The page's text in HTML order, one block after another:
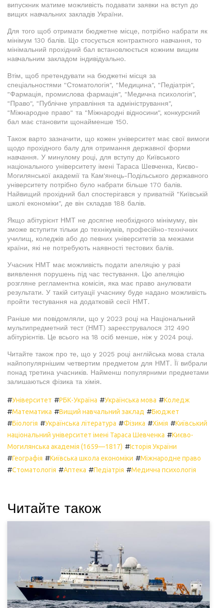
випускник матиме можливість подавати заявки на вступ до
вищих навчальних закладів України.
Для того щоб отримати бюджетне місце, потрібно набрати як
мінімум 130 балів. Що стосується контрактного навчання, то
мінімальний прохідний бал встановлюється кожним вищим
навчальним закладом індивідуально.
Втім, щоб претендувати на бюджетні місця за
спеціальностями "Стоматологія", "Медицина", "Педіатрія",
"Фармація, промислова фармація", "Медична психологія",
"Право", "Публічне управління та адміністрування",
"Міжнародне право" та "Міжнародні відносини", конкурсний
бал має становити щонайменше 150.
Також варто зазначити, що кожен університет має свої вимоги
щодо прохідного балу для отримання державної форми
навчання. У минулому році, для вступу до Київського
національного університету імені Тараса Шевченка, Києво-
Могилянської академії та Кам'янець-Подільського державного
університету потрібно було набрати більше 170 балів.
Найвищий прохідний бал спостерігався у приватній "Київській
школі економіки", де він складав 188 балів.
Якщо абітурієнт НМТ не досягне необхідного мінімуму, він
зможе вступити тільки до технікумів, професійно-технічних
училищ, коледжів або до певних університетів за межами
країни, які не потребують наявності тестових балів.
Учасник НМТ має можливість подати апеляцію у разі
виявлення порушень під час тестування. Цю апеляцію
розгляне регламентна комісія, яка має право анулювати
результати. У такій ситуації учаснику буде надано можливість
пройти тестування на додатковій сесії НМТ.
Раніше ми повідомляли, що у 2023 році на Національний
мультипредметний тест (НМТ) зареєструвалося 312 490
абітурієнтів. Це всього на 18 осіб менше, ніж у 2024 році.
Читайте також про те, що у 2025 році англійська мова стала
найпопулярнішим четвертим предметом для НМТ. Її вибрали
понад третина учасників. Найменш популярними предметами
залишаються фізика та хімія.
#Університет #РБК-Україна #Українська мова #Коледж
#Математика #Вищий навчальний заклад #Бюджет
#Біологія #Українська література #Фізика #Хімія #Київський
національний університет імені Тараса Шевченка #Києво-
Могилянська академія (1659—1817) #Історія України
#Географія #Київська школа економіки #Міжнародне право
#Стоматологія #Аптека #Педіатрія #Медична психологія
Читайте також